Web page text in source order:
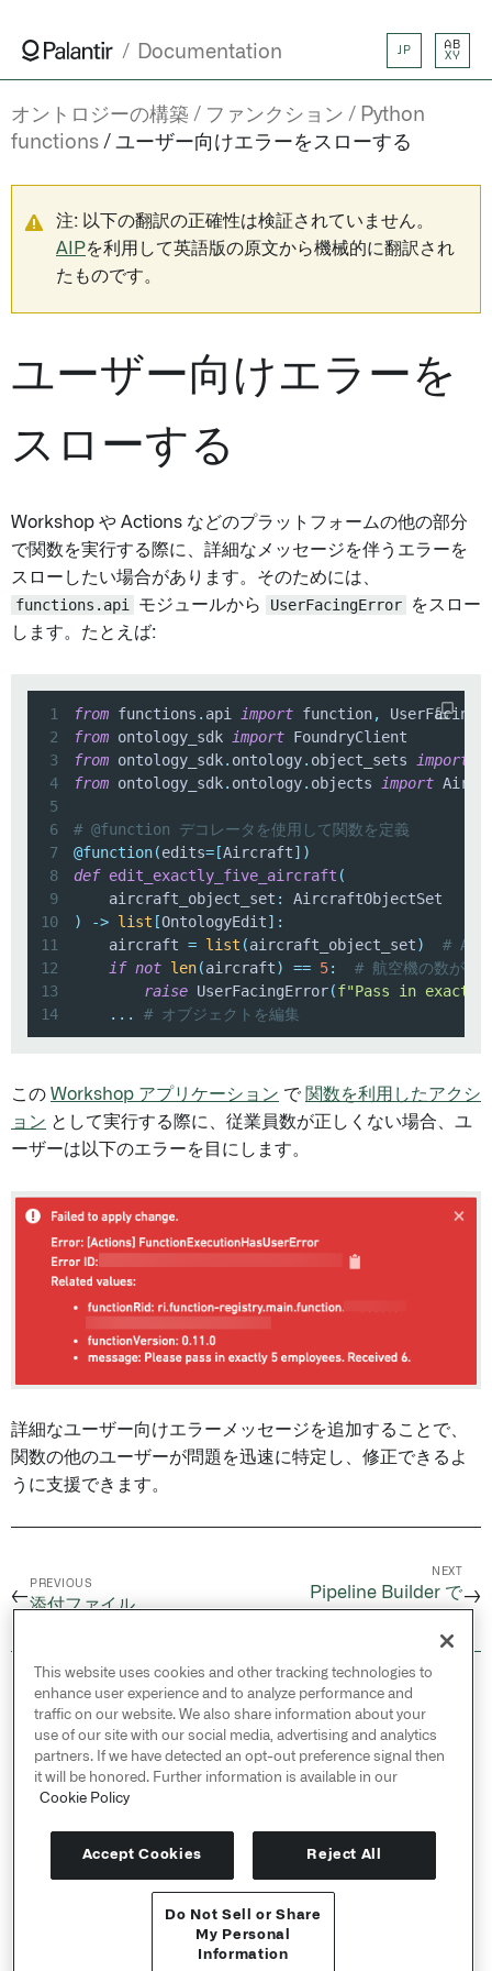
Documentation JP
AB
XY
オントロジーの構築 ファンクション
Python
functions
ユーザー向けエラーをスローする
注: 以下の翻訳の正確性は検証されていません。
AIPを利用して英語版の原文から機械的に翻訳され
たものです。
ユーザー向けエラーを
スローする
Workshop や Actions などのプラットフォームの他の部分
で関数を実行する際に、詳細なメッセージを伴うエラーを
スローしたい場合があります。そのためには、
functions.api
モジュールから UserFacingError
をスロー
します。たとえば:
1 from functions . api import function,
2
from ontology_sdk import
3
from ontology_sdk. ontology. object_sets
import
4
from ontology_sdk. ontology. objects
import
5
6
# @function デコレータを使用して関数を定義
7
@function(edits=[Aircraft] )
8
def edit_exactly_five_aircraft (
9
    aircraft_object_set
:
10
) -> list [OntologyEdit] :
11
    aircraft
= list (aircraft_object_set)
#
12
if not len(aircraft) == 5:
# 航空機の数が5で
13
raise UserFacingError(f"Pass in
14
. . . # オブジェクトを編集
この Workshop アプリケーション で 関数を利用したアクシ
ョン として実行する際に、従業員数が正しくない場合、ユ
ーザーは以下のエラーを目にします。
詳細なユーザー向けエラーメッセージを追加することで、
関数の他のユーザーが問題を迅速に特定し、修正できるよ
うに支援できます。
←
PREVIOUS
添付ファイル
NEXT
Pipeline Builder で→
© 2026 Palantir Technologies Inc. All rights
reserved.
Cookies Statement ↗
Privacy Statement ↗
Terms of Use ↗
Do Not Sell or Share My Personal Information
This website uses cookies and other tracking technologies to
enhance user experience and to analyze performance and
traffic on our website. We also share information about your
use of our site with our social media, advertising and analytics
partners. If we have detected an opt-out preference signal then
it will be honored. Further information is available in our
Cookie Policy
Accept Cookies Reject All
Do Not Sell or Share
My Personal
Information